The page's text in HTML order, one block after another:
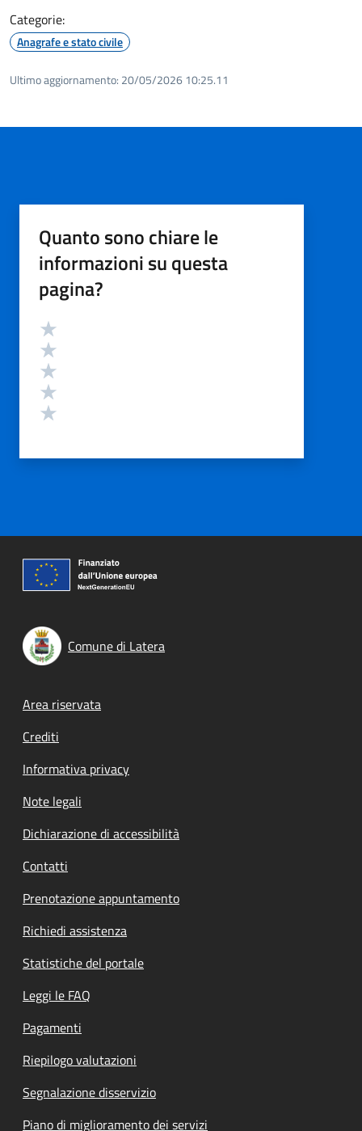
Categorie:
Anagrafe e stato civile
Ultimo aggiornamento: 20/05/2026 10:25.11
Quanto sono chiare le
informazioni su questa
pagina?
Valutazione
Comune di Latera
Footer menu
Area riservata
Crediti
Informativa privacy
Note legali
Dichiarazione di accessibilità
Contatti
Prenotazione appuntamento
Richiedi assistenza
Statistiche del portale
Leggi le FAQ
Pagamenti
Riepilogo valutazioni
Segnalazione disservizio
Piano di miglioramento dei servizi